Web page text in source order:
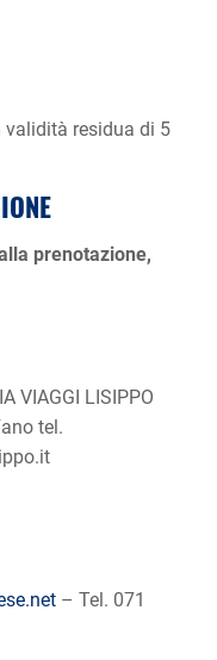
residua di 5
prenotazione,
VIAGGI LISIPPO
tel.
– Tel. 071